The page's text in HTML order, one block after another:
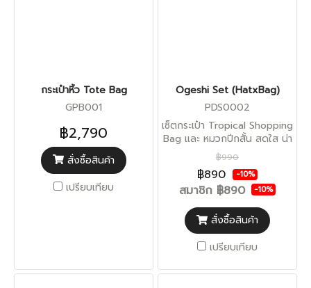
กระเป๋าหิ้ว Tote Bag
GPB001
฿2,790
สั่งซื้อสินค้า
เปรียบเทียบ
Ogeshi Set (HatxBag)
PDS0002
เซ็ตกระเป๋า Tropical Shopping
Bag และ หมวกปีกสั้น สดใส น่า
รัก เอนกกกระสงค์
฿990
฿890 -10%
สมาชิก ฿890 -10%
สั่งซื้อสินค้า
เปรียบเทียบ